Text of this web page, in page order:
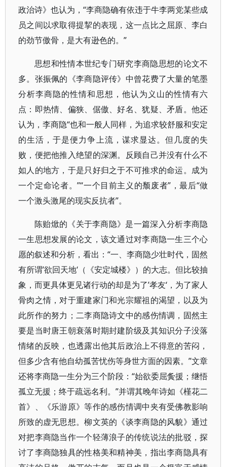
政治诗》也认为，“李商隐确有依违于牛李两党某些成
员之间以求取得提挈的表现，这一点比之屈原、李白
的劲节傲骨，是大有逊色的。”
思想和性情本世纪专门研究李商隐思想的论文不
多。张振佩的《李商隐评传》中曾花费了大量的笔墨
分析李商隐的性情和思想，他认为义山的性情有六
点：即热情、偏狭、倨傲、好名、犹疑、矛盾。他还
认为，李商隐“也和一般人同样，为追求较舒服和安定
的生活，于是便力争上流，谋求显达。但几度的失
败，便把他推入绝望的深渊。反顾自己并没有什么不
如人的地方，于是只好归之于不可推求的命运。成为
一个定命论者。”“一个目前主义的颓废者”，最后“做
一个激头激尾的现实反抗者”。
陈贻焮的《关于李商隐》是一篇深入分析李商隐
一生思想发展的论文，该文通过对李商隐一生三个心
愿的叙述和分析，看出：“一、李商隐少壮时代，固然
有所谓’欲回天地‘（《安定城楼》）的大志。但比较抽
象，而更具体更见诸行动的却是为了’孝友‘，为了家人
骨肉之情，对于重建家门和光宗耀祖的渴望，以及为
此所作的努力；二李商隐诗文中的感伤情调，固然主
要是当时唐王朝衰落时期封建阶级及其知识分子没落
情绪的反映，也透露出他其后政治上不得意的苦闷，
但多少含有他自幼孤苦忧伤等身世方面的因素。”文章
还将李商隐一生分为三个阶段：“始欲委屈夤援；继悟
孤立无援；终于疏远名利。”并谓其晚年诗如《槿花二
首》、《乐游原》等作的感伤情调中夹有受佛教影响
所致的虚无思想。柳文英的《谈李商隐的风貌》通过
对把李商隐当作一个轻薄浪子的传统说法的批驳，探
讨了李商隐独具的性格美和精神美，指出李商隐具有